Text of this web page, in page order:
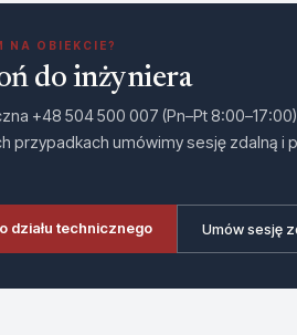
NA OBIEKCIE?
do inżyniera
+48 504 500 007 (Pn–Pt
przypadkach umówimy sesję zdalną i
działu technicznego Umów sesję